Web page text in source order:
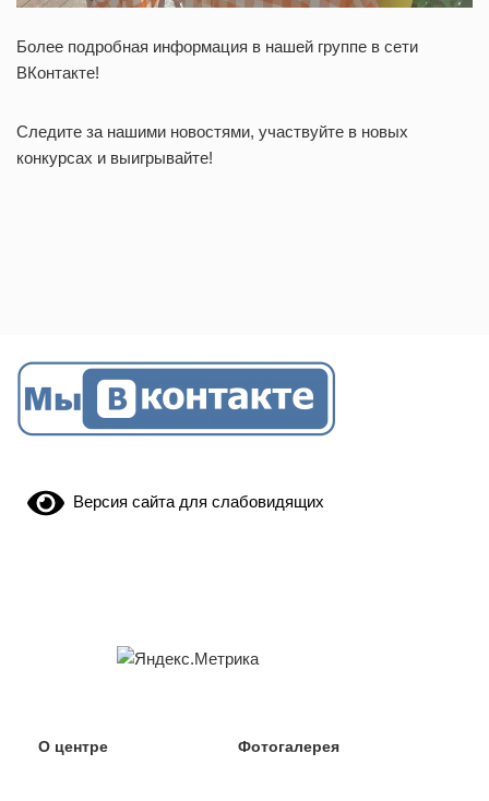
Более подробная информация в нашей группе в сети
ВКонтакте!
Следите за нашими новостями, участвуйте в новых
конкурсах и выигрывайте!
Версия сайта для слабовидящих
О центре Фотогалерея